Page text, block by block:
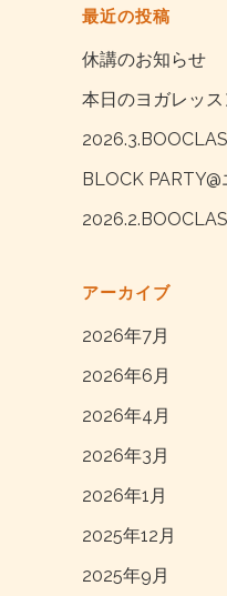
最近の投稿
休講のお知らせ
本日のヨガレッ
BLOCK
アーカイブ
2026年7月
2026年6月
2026年4月
2026年3月
2026年1月
2025年12月
2025年9月